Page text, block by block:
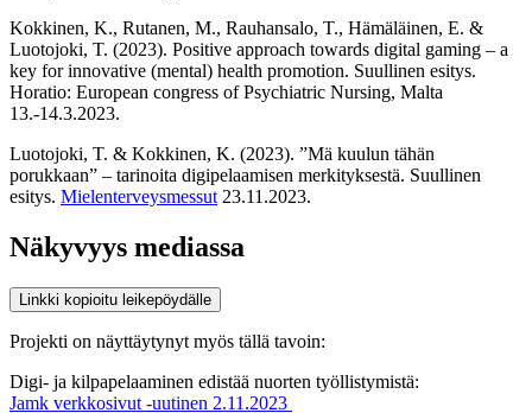
Kokkinen, K., Rutanen, M., Rauhansalo, T., Hämäläinen, E. &
Luotojoki, T. (2023). Positive approach towards digital gaming – a
key for innovative (mental) health promotion. Suullinen esitys.
Horatio: European congress of Psychiatric Nursing, Malta
13.-14.3.2023.
Luotojoki, T. & Kokkinen, K. (2023). ”Mä kuulun tähän
porukkaan” – tarinoita digipelaamisen merkityksestä. Suullinen
esitys. Mielenterveysmessut 23.11.2023.
Näkyvyys mediassa
Linkki kopioitu leikepöydälle
Projekti on näyttäytynyt myös tällä tavoin:
Digi- ja kilpapelaaminen edistää nuorten työllistymistä:
Jamk verkkosivut -uutinen 2.11.2023